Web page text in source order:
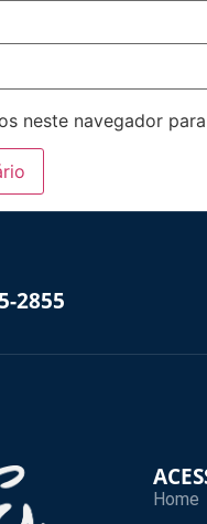
neste navegador
2855
Home